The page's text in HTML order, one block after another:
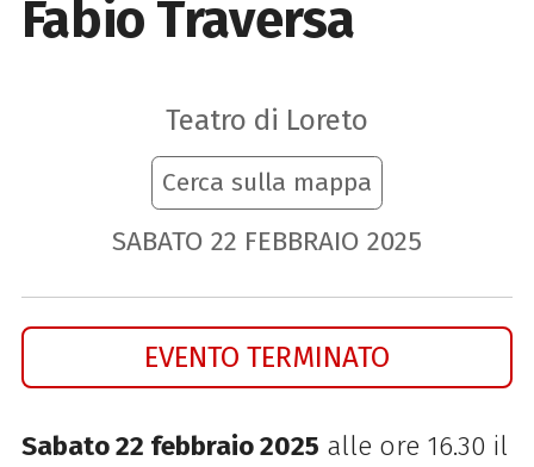
Fabio Traversa
Teatro di Loreto
Cerca sulla mappa
SABATO 22 FEBBRAIO 2025
EVENTO TERMINATO
Sabato 22 febbraio 2025 alle ore 16.30 il